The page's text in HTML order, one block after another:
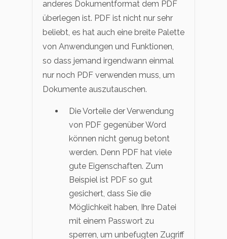
anderes Dokumentformat dem PDF
überlegen ist. PDF ist nicht nur sehr
beliebt, es hat auch eine breite Palette
von Anwendungen und Funktionen,
so dass jemand irgendwann einmal
nur noch PDF verwenden muss, um
Dokumente auszutauschen.
Die Vorteile der Verwendung
von PDF gegenüber Word
können nicht genug betont
werden. Denn PDF hat viele
gute Eigenschaften. Zum
Beispiel ist PDF so gut
gesichert, dass Sie die
Möglichkeit haben, Ihre Datei
mit einem Passwort zu
sperren, um unbefugten Zugriff